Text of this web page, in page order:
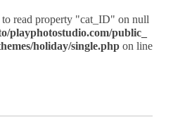
to read property "cat_ID" on null
playphotostudio.com/public_
holiday/single.php on line